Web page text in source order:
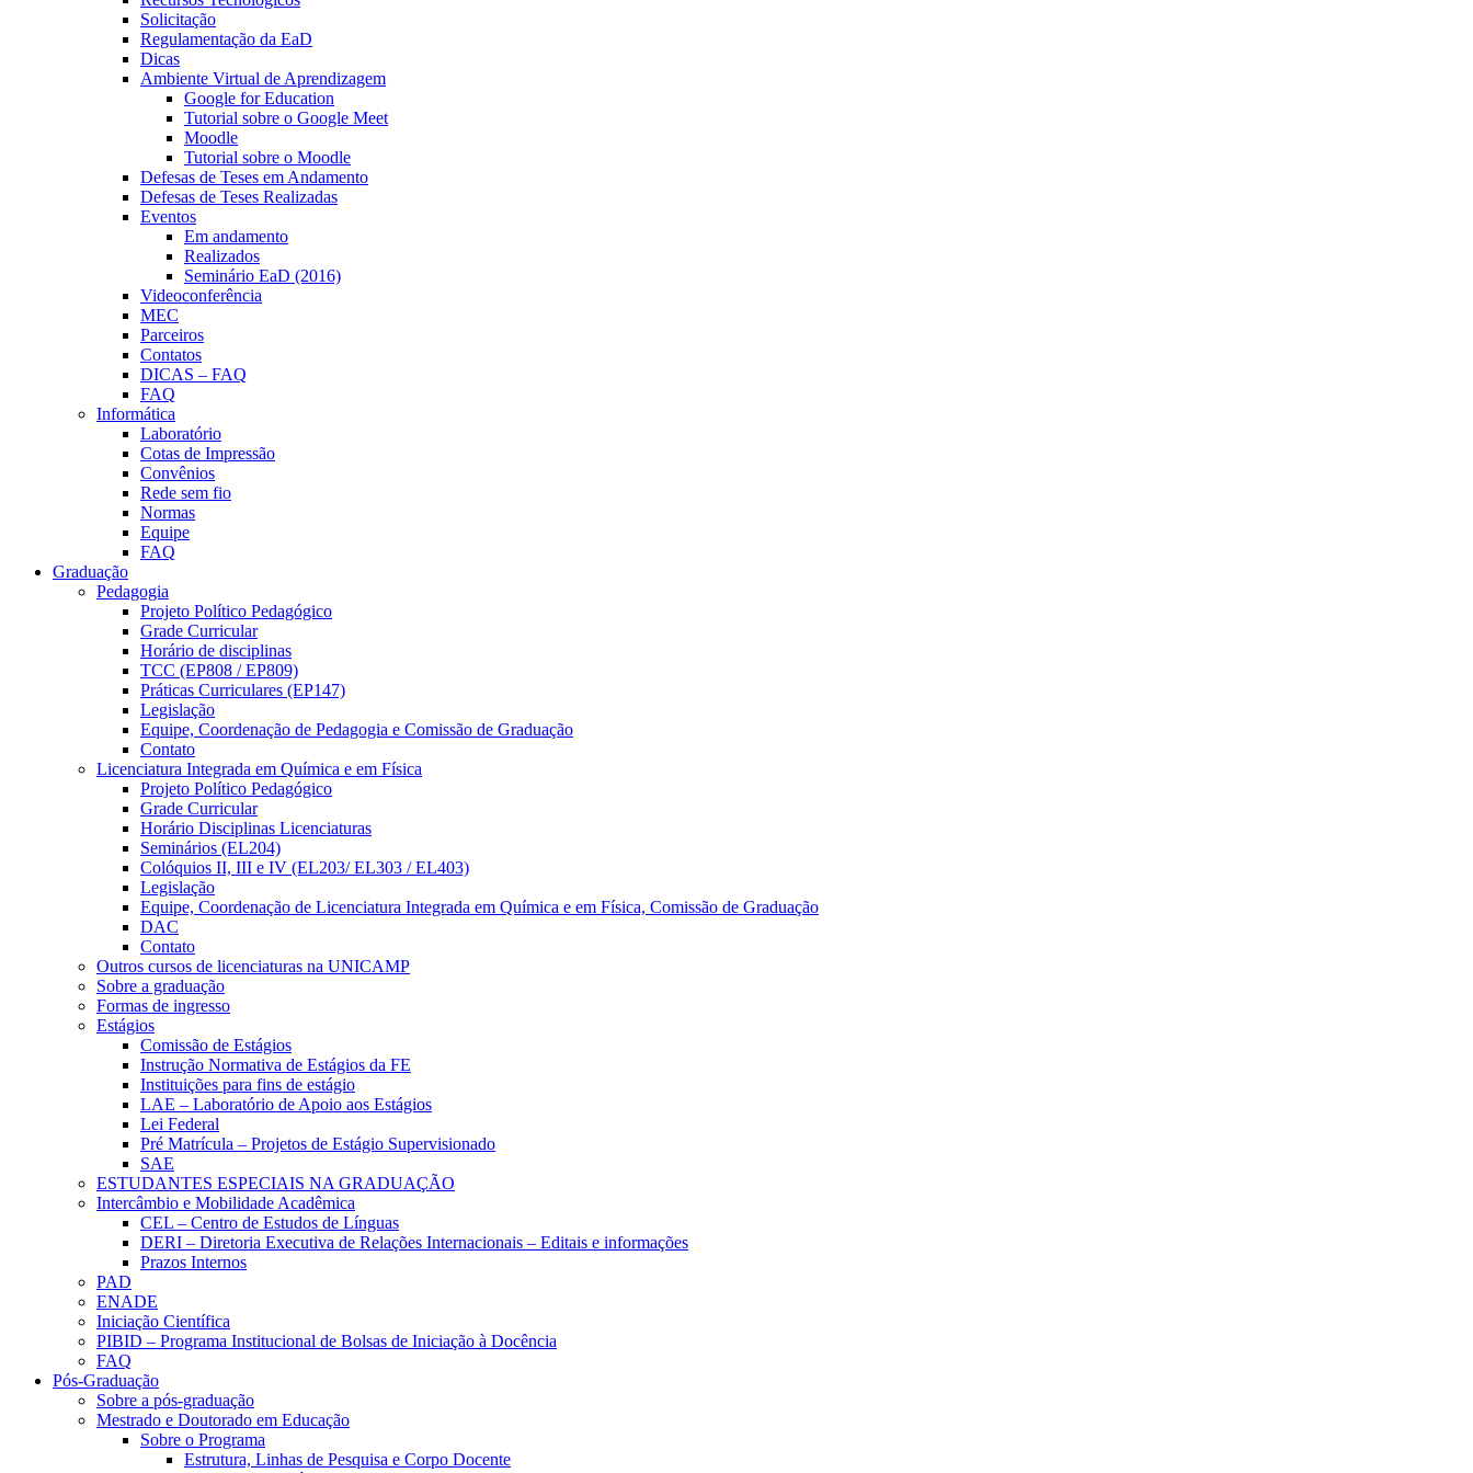
Solicitação
Regulamentação da EaD
Dicas
Ambiente Virtual de Aprendizagem
Google for Education
Tutorial sobre o Google Meet
Moodle
Tutorial sobre o Moodle
Defesas de Teses em Andamento
Defesas de Teses Realizadas
Eventos
Em andamento
Realizados
Seminário EaD (2016)
Videoconferência
MEC
Parceiros
Contatos
DICAS – FAQ
FAQ
Informática
Laboratório
Cotas de Impressão
Convênios
Rede sem fio
Normas
Equipe
FAQ
Graduação
Pedagogia
Projeto Político Pedagógico
Grade Curricular
Horário de disciplinas
TCC (EP808 / EP809)
Práticas Curriculares (EP147)
Legislação
Equipe, Coordenação de Pedagogia e Comissão de Graduação
Contato
Licenciatura Integrada em Química e em Física
Projeto Político Pedagógico
Grade Curricular
Horário Disciplinas Licenciaturas
Seminários (EL204)
Colóquios II, III e IV (EL203/ EL303 / EL403)
Legislação
Equipe, Coordenação de Licenciatura Integrada em Química e em Física, Comissão de Graduação
DAC
Contato
Outros cursos de licenciaturas na UNICAMP
Sobre a graduação
Formas de ingresso
Estágios
Comissão de Estágios
Instrução Normativa de Estágios da FE
Instituições para fins de estágio
LAE – Laboratório de Apoio aos Estágios
Lei Federal
Pré Matrícula – Projetos de Estágio Supervisionado
SAE
ESTUDANTES ESPECIAIS NA GRADUAÇÃO
Intercâmbio e Mobilidade Acadêmica
CEL – Centro de Estudos de Línguas
DERI – Diretoria Executiva de Relações Internacionais – Editais e informações
Prazos Internos
PAD
ENADE
Iniciação Científica
PIBID – Programa Institucional de Bolsas de Iniciação à Docência
FAQ
Pós-Graduação
Sobre a pós-graduação
Mestrado e Doutorado em Educação
Sobre o Programa
Estrutura, Linhas de Pesquisa e Corpo Docente